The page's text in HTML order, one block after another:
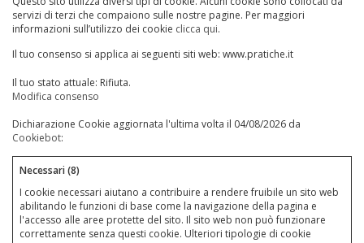
servizi di terzi che compaiono sulle nostre pagine. Per maggiori
informazioni sull’utilizzo dei cookie clicca qui.
Il tuo consenso si applica ai seguenti siti web: www.pratiche.it
Il tuo stato attuale: Rifiuta.
Modifica consenso
Dichiarazione Cookie aggiornata l'ultima volta il 04/08/2026 da
Cookiebot:
Necessari (8)
I cookie necessari aiutano a contribuire a rendere fruibile un sito web
abilitando le funzioni di base come la navigazione della pagina e
l'accesso alle aree protette del sito. Il sito web non può funzionare
correttamente senza questi cookie. Ulteriori tipologie di cookie